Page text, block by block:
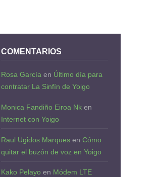
COMENTARIOS
Rosa García en Último día para
contratar La Sinfín de Yoigo
Monica Fandiño Eiroa Nk en
Internet con Yoigo
Raul Ugidos Marques en Cómo
quitar el buzón de voz en Yoigo
Kako Pelayo en Módem LTE